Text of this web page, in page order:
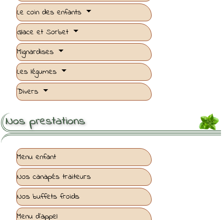
Le coin des enfants
Glace et Sorbet
Mignardises
Les légumes
Divers
Nos prestations
Menu enfant
Nos canapés traiteurs
Nos buffets froids
Menu d'appel